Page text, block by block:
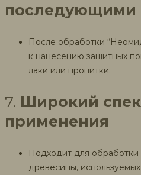
последующими
После обработки
к нанесению защитных
лаки или пропитки.
7. Широкий
применения
Подходит для
древесины,